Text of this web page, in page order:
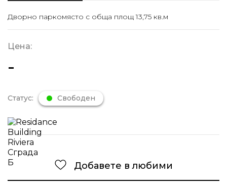
Дворно паркомясто с обща площ 13,75 кв.м
Цена:
-
Статус: Свободен
Добавете в любими